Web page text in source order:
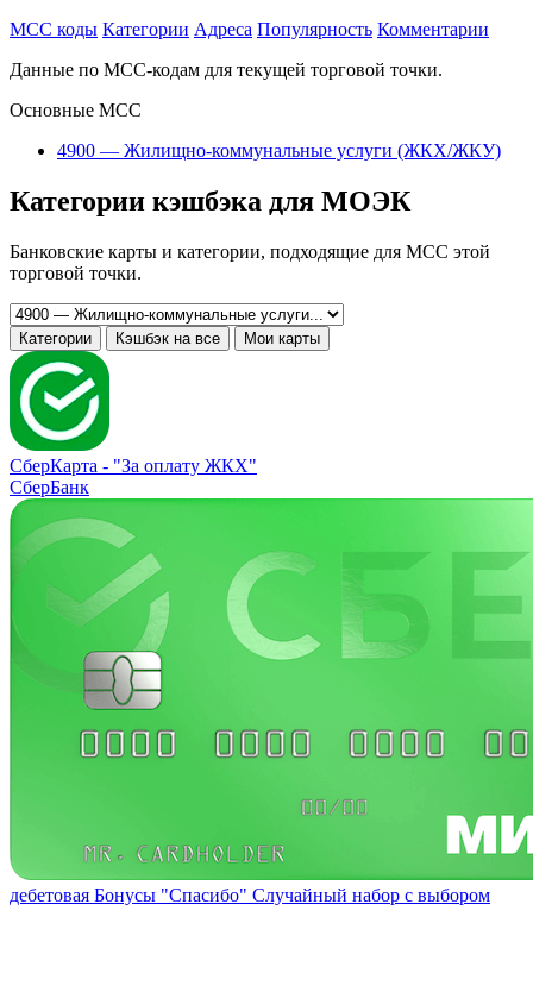
MCC коды Категории Адреса Популярность Комментарии
Данные по MCC-кодам для текущей торговой точки.
Основные MCC
4900 — Жилищно-коммунальные услуги (ЖКХ/ЖКУ)
Категории кэшбэка для МОЭК
Банковские карты и категории, подходящие для MCC этой
торговой точки.
Категории Кэшбэк на все Мои карты
СберКарта - "За оплату ЖКХ"
СберБанк
дебетовая Бонусы "Спасибо" Случайный набор с выбором